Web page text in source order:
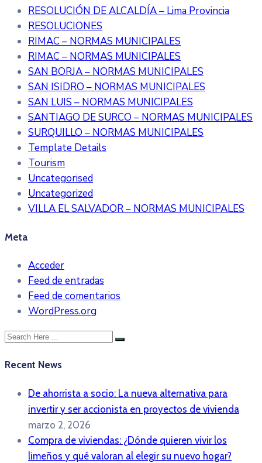
RESOLUCIÓN DE ALCALDÍA – Lima Provincia
RESOLUCIONES
RIMAC – NORMAS MUNICIPALES
RIMAC – NORMAS MUNICIPALES
SAN BORJA – NORMAS MUNICIPALES
SAN ISIDRO – NORMAS MUNICIPALES
SAN LUIS – NORMAS MUNICIPALES
SANTIAGO DE SURCO – NORMAS MUNICIPALES
SURQUILLO – NORMAS MUNICIPALES
Template Details
Tourism
Uncategorised
Uncategorized
VILLA EL SALVADOR – NORMAS MUNICIPALES
Meta
Acceder
Feed de entradas
Feed de comentarios
WordPress.org
Recent News
De ahorrista a socio: La nueva alternativa para
invertir y ser accionista en proyectos de vivienda
marzo 2, 2026
Compra de viviendas: ¿Dónde quieren vivir los
limeños y qué valoran al elegir su nuevo hogar?